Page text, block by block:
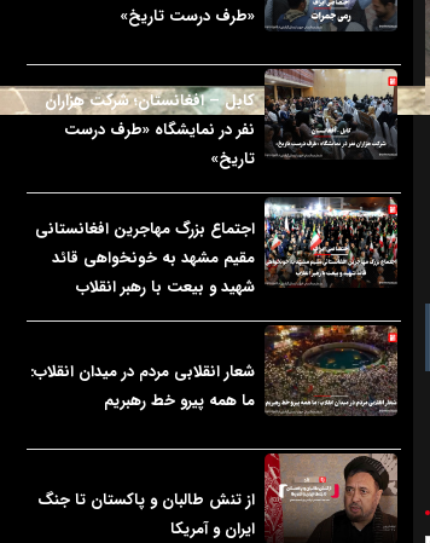
«طرف درست تاریخ»
کابل – افغانستان؛ شرکت هزاران
نفر در نمایشگاه «طرف درست
تاریخ»
اجتماع بزرگ مهاجرین افغانستانی
مقیم مشهد به خونخواهی قائد
شهید و بیعت با رهبر انقلاب
شعار انقلابی مردم در میدان انقلاب:
ما همه پیرو خط رهبریم
از تنش طالبان و پاکستان تا جنگ
ایران و آمریکا